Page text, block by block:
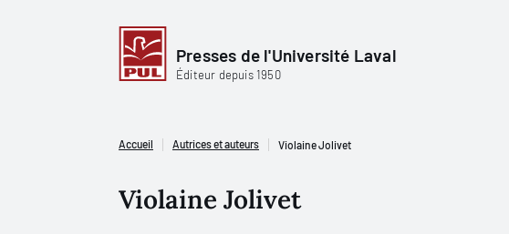
Presses de l'Université Laval
Éditeur depuis 1950
Accueil Autrices et auteurs Violaine Jolivet
Violaine Jolivet